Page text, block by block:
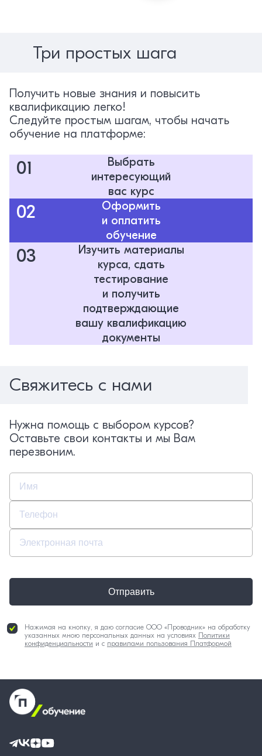
Три простых шага
Получить новые знания и повысить
квалификацию легко!
Следуйте простым шагам, чтобы начать
обучение на платформе:
01
Выбрать
интересующий
вас курс
02
Оформить
и оплатить
обучение
03
Изучить материалы
курса, сдать
тестирование
и получить
подтверждающие
вашу квалификацию
документы
Свяжитесь с нами
Нужна помощь с выбором курсов?
Оставьте свои контакты и мы Вам
перезвоним.
Нажимая на кнопку, я даю согласие ООО «Проводник» на обработку
указанных мною персональных данных на условиях Политики
конфиденциальности и с правилами пользования Платформой
Отправить